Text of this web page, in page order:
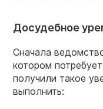
Досудебное
Сначала
котором
получили такое
выполнить: